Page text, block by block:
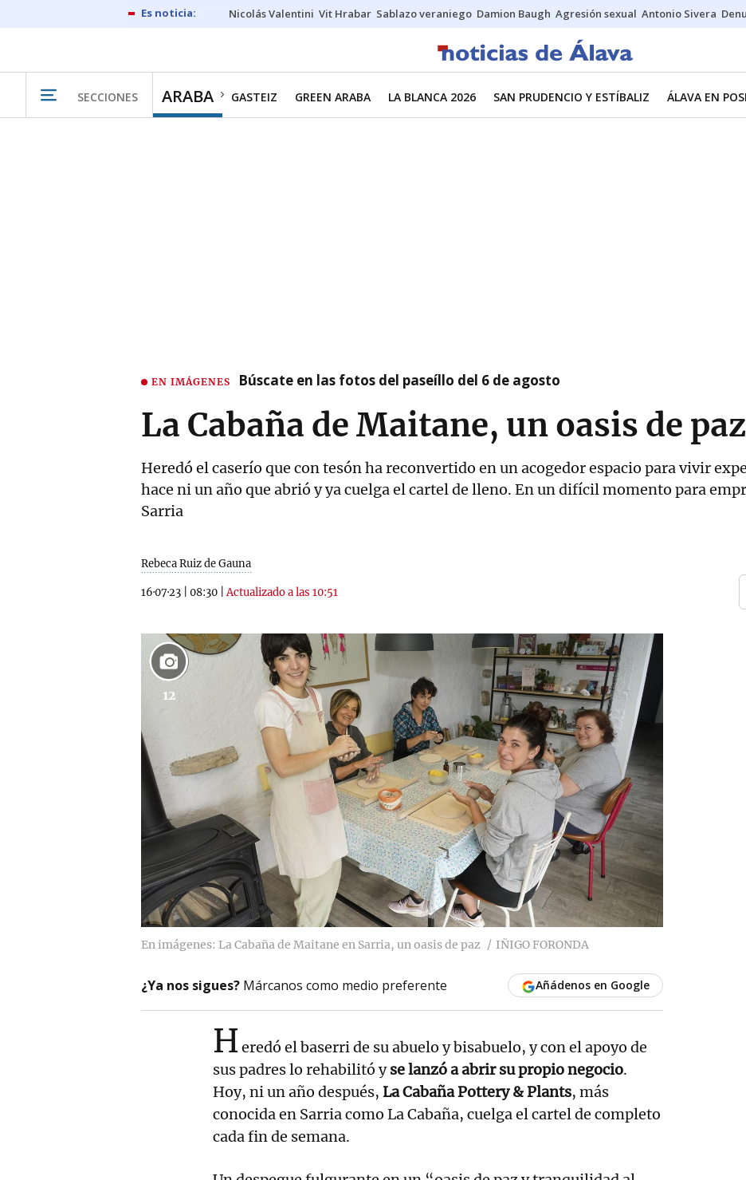
Nicolás Valentini Vit Hrabar Sablazo veraniego Damion Baugh Agresión sexual Antonio Sivera
SECCIONES ARABA GASTEIZ GREEN ARABA LA BLANCA 2026 SAN PRUDENCIO Y ESTÍBALIZ ÁLAVA EN
EN IMÁGENES Búscate en las fotos del paseíllo del 6 de agosto
La Cabaña de Maitane, un oasis de paz
Heredó el caserío que con tesón ha reconvertido en un acogedor espacio para vivir
hace ni un año que abrió y ya cuelga el cartel de lleno. En un difícil momento para
Sarria
Rebeca Ruiz de Gauna
16·07·23 08:30 |Actualizado a las 10:51
12
En imágenes: La Cabaña de Maitane en Sarria, un oasis de paz IÑIGO FORONDA
¿Ya nos sigues? Márcanos como medio preferente Añádenos en Google
H eredó el baserri de su abuelo y bisabuelo, y con el apoyo de
sus padres lo rehabilitó yse lanzó a abrir su propio negocio.
Hoy, ni un año después, La Cabaña Pottery & Plants, más
conocida en Sarria como La Cabaña, cuelga el cartel de completo
cada fin de semana.